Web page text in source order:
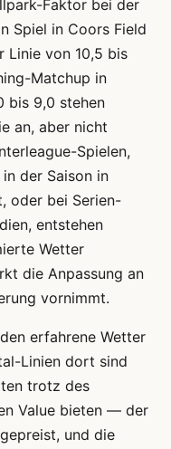
Faktor bei der
Spiel in Coors Field
Linie von 10,5 bis
Matchup in
bis 9,0 stehen
an, aber nicht
Spielen,
der Saison in
oder bei Serien-
entstehen
Wetter
die Anpassung an
vornimmt.
erfahrene Wetter
Linien dort sind
trotz des
Value bieten — der
und die